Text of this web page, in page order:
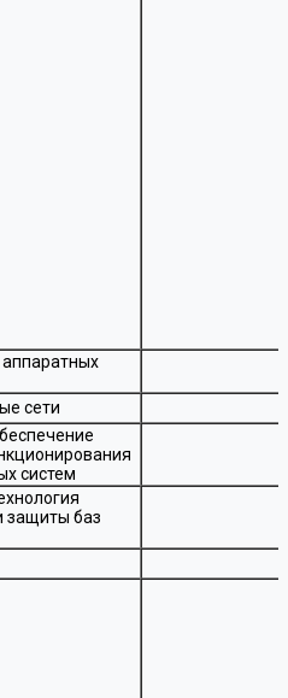
аппаратных
сети
систем
защиты баз